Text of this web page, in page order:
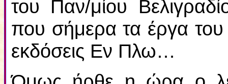
του Παν/μίου
που σήμερα τα έργα του
εκδόσεις Εν Πλω…